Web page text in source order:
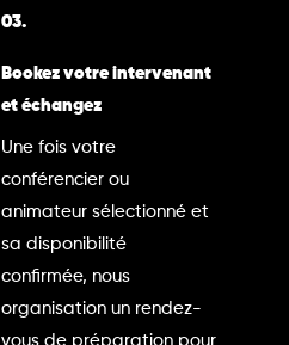
03.
Bookez votre intervenant
et échangez
Une fois votre
conférencier ou
animateur sélectionné et
sa disponibilité
confirmée, nous
organisation un rendez-
vous de préparation pour